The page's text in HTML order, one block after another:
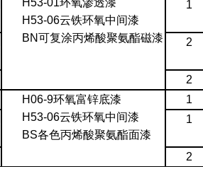
H53-01环氧渗透漆
H53-06云铁环氧中间漆
BN可复涂丙烯酸聚氨酯磁漆
1
2
2
H06-9环氧富锌底漆
H53-06云铁环氧中间漆
BS各色丙烯酸聚氨酯面漆
1
1
2